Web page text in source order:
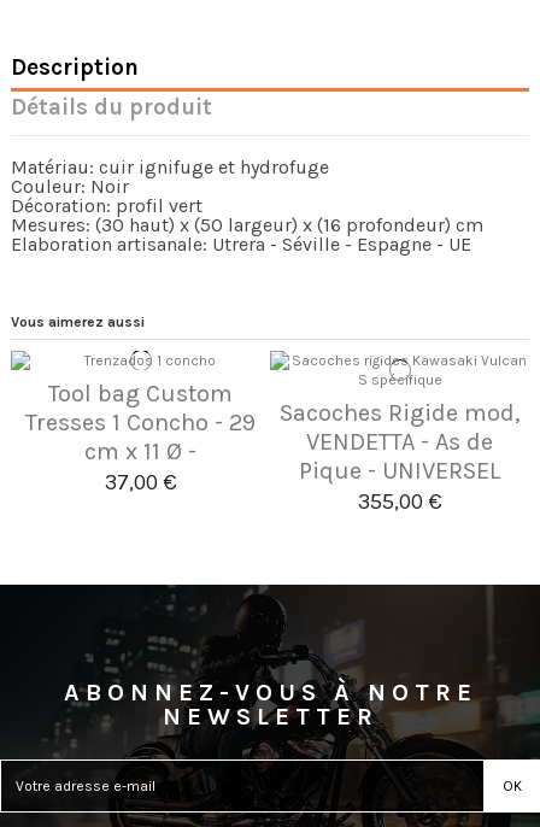
Description
Détails du produit
Matériau: cuir ignifuge et hydrofuge
Couleur: Noir
Décoration: profil vert
Mesures: (30 haut) x (50 largeur) x (16 profondeur) cm
Elaboration artisanale: Utrera - Séville - Espagne - UE
Vous aimerez aussi
Tool bag Custom
Tresses 1 Concho - 29
cm x 11 Ø -
37,00 €
Sacoches Rigide mod,
VENDETTA - As de
Pique - UNIVERSEL
355,00 €
ABONNEZ-VOUS À NOTRE
NEWSLETTER